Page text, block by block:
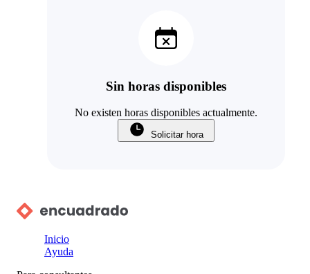
Sin horas disponibles
No existen horas disponibles actualmente.
Solicitar hora
Inicio
Ayuda